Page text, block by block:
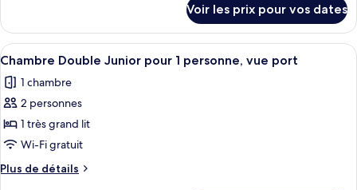
Suite
Junior
le
type
de
Suite
Junior
Voir les prix pour vos dates
Afficher
toutes
les
photos
pour
ce
type
de
Couette en duvet d'oie, minibar,
5
Chambre Double Junior pour 1 personne, vue port
1 chambre
2 personnes
1 très grand lit
Wi-Fi gratuit
Plus de détails
Plus